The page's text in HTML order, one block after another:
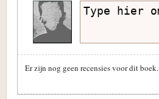
Er zijn nog geen recensies voor dit boek.